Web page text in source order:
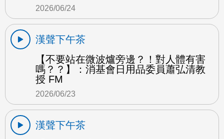
2026/06/24
漢聲下午茶
【不要站在微波爐旁邊？！對人體有害
嗎？？】：消基會日用品委員蕭弘清教
授 FM
2026/06/23
漢聲下午茶